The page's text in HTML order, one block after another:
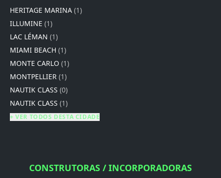
HERITAGE MARINA (1)
ILLUMINE (1)
LAC LÉMAN (1)
MIAMI BEACH (1)
MONTE CARLO (1)
MONTPELLIER (1)
NAUTIK CLASS (0)
NAUTIK CLASS (1)
+ VER TODOS DESTA CIDADE
CONSTRUTORAS / INCORPORADORAS